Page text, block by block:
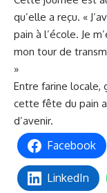
qu’elle a reçu. «
pain à l’école. Je
mon tour de
»
Entre farine locale,
cette fête du pain
d’avenir.
Facebook
LinkedIn